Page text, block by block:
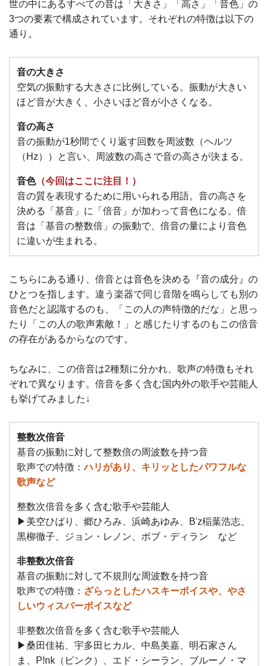
世の中にあるすべての音は「大きさ」「高さ」「音色」の
3つの要素で構成されています。それぞれの特徴は以下の
通り。
音の大きさ
空気の振動する大きさに比例している。振動が大きい
ほど音が大きく、小さいほど音が小さくなる。
音の高さ
音の振動が1秒間でくり返す回数を周波数（ヘルツ
（Hz））と言い、周波数の高さで音の高さが決まる。
音色（今回はここに注目！）
音の質を表現するために用いられる用語。音の高さを
決める「基音」に「倍音」が加わって音色になる。倍
音は「基音の整数倍」の振動で、倍音の量により音色
に違いが生まれる。
こちらにある通り、倍音とは音色を決める『音の成分』の
ひとつを指します。違う楽器で同じ音階を鳴らしても別の
音色だと認識するのも、「この人の声特徴的だな」と思っ
たり「この人の歌声素敵！」と感じたりするのもこの倍音
の存在があるからなのです。
ちなみに、この倍音は2種類に分かれ、歌声の特徴もそれ
ぞれで異なります。倍音を多く含む国内外の歌手や芸能人
も挙げてみました↓
整数次倍音
基音の振動に対して整数倍の周波数を持つ音
歌声での特徴：ハリがあり、キリッとしたパワフルな
歌声など
整数次倍音を多く含む歌手や芸能人
▶︎美空ひばり、郷ひろみ、浜崎あゆみ、B'z稲葉浩志、
黒柳徹子、ジョン・レノン、ボブ・ディラン など
非整数次倍音
基音の振動に対して不規則な周波数を持つ音
歌声での特徴： ざらっとしたハスキーボイスや、やさ
しいウィスパーボイスなど
非整数次倍音を多く含む歌手や芸能人
▶︎桑田佳祐、宇多田ヒカル、中島美嘉、明石家さん
ま、P!nk（ピンク）、エド・シーラン、ブルーノ・マ